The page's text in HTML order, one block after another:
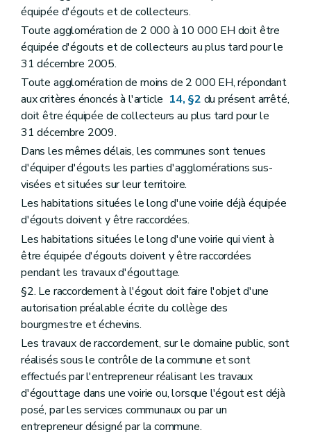
équipée d'égouts et de collecteurs.
Toute agglomération de 2 000 à 10 000 EH doit être
équipée d'égouts et de collecteurs au plus tard pour le
31 décembre 2005.
Toute agglomération de moins de 2 000 EH, répondant
aux critères énoncés à l'article 14, §2 du présent arrêté,
doit être équipée de collecteurs au plus tard pour le
31 décembre 2009.
Dans les mêmes délais, les communes sont tenues
d'équiper d'égouts les parties d'agglomérations sus-
visées et situées sur leur territoire.
Les habitations situées le long d'une voirie déjà équipée
d'égouts doivent y être raccordées.
Les habitations situées le long d'une voirie qui vient à
être équipée d'égouts doivent y être raccordées
pendant les travaux d'égouttage.
§2. Le raccordement à l'égout doit faire l'objet d'une
autorisation préalable écrite du collège des
bourgmestre et échevins.
Les travaux de raccordement, sur le domaine public, sont
réalisés sous le contrôle de la commune et sont
effectués par l'entrepreneur réalisant les travaux
d'égouttage dans une voirie ou, lorsque l'égout est déjà
posé, par les services communaux ou par un
entrepreneur désigné par la commune.